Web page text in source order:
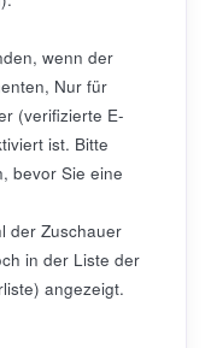
wenn der
Nur für
(verifizierte E-
ist. Bitte
bevor Sie eine
der Zuschauer
in der Liste der
angezeigt.